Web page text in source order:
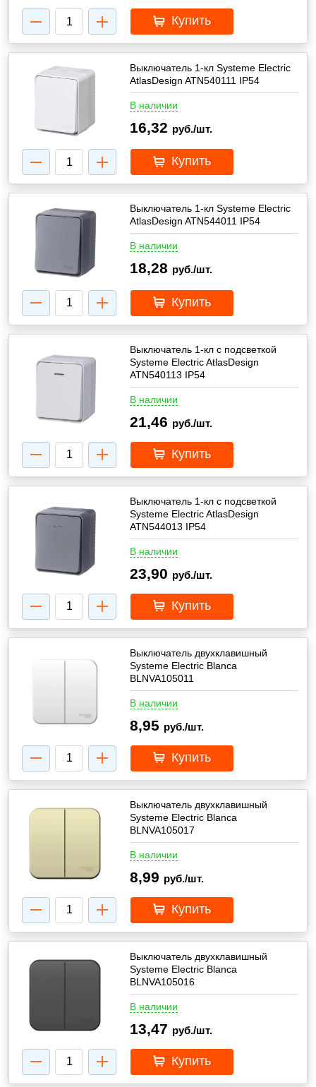
Купить
Выключатель 1-кл Systeme Electric
AtlasDesign ATN540111 IP54
В наличии
16,32 руб./шт.
Купить
Выключатель 1-кл Systeme Electric
AtlasDesign ATN544011 IP54
В наличии
18,28 руб./шт.
Купить
Выключатель 1-кл с подсветкой
Systeme Electric AtlasDesign
ATN540113 IP54
В наличии
21,46 руб./шт.
Купить
Выключатель 1-кл с подсветкой
Systeme Electric AtlasDesign
ATN544013 IP54
В наличии
23,90 руб./шт.
Купить
Выключатель двухклавишный
Systeme Electric Blanca
BLNVA105011
В наличии
8,95 руб./шт.
Купить
Выключатель двухклавишный
Systeme Electric Blanca
BLNVA105017
В наличии
8,99 руб./шт.
Купить
Выключатель двухклавишный
Systeme Electric Blanca
BLNVA105016
В наличии
13,47 руб./шт.
Купить